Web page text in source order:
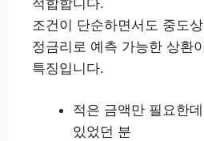
적합합니다.
조건이 단순하면서도 중도
정금리로 예측 가능한 상환
특징입니다.
적은 금액만 필요한
있었던 분